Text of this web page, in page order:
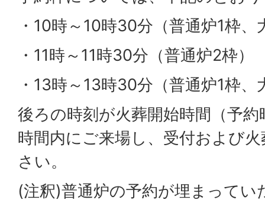
・10時～10時30分（普通炉1枠、
・11時～11時30分（普通炉2枠）
・13時～13時30分（普通炉1枠、
後ろの時刻が火葬開始時間（予
時間内にご来場し、受付および
さい。
(注釈)普通炉の予約が埋まってい